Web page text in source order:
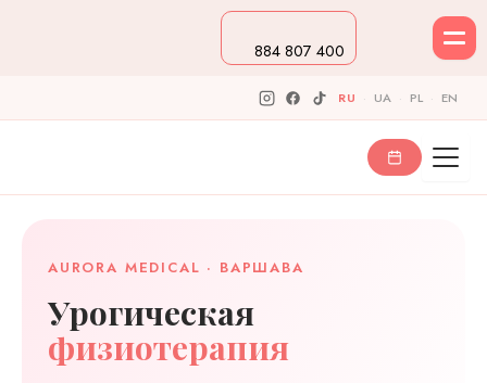
884 807 400
RU · UA · PL · EN
AURORA MEDICAL · ВАРШАВА
Урогическая
физиотерапия